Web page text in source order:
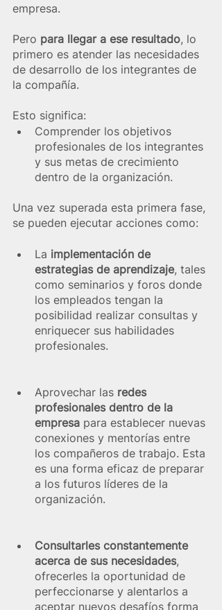
empresa.
Pero para llegar a ese resultado, lo
primero es atender las necesidades
de desarrollo de los integrantes de
la compañía.
Esto significa:
Comprender los objetivos
profesionales de los integrantes
y sus metas de crecimiento
dentro de la organización.
Una vez superada esta primera fase,
se pueden ejecutar acciones como:
La implementación de
estrategias de aprendizaje, tales
como seminarios y foros donde
los empleados tengan la
posibilidad realizar consultas y
enriquecer sus habilidades
profesionales.
Aprovechar las redes
profesionales dentro de la
empresa para establecer nuevas
conexiones y mentorías entre
los compañeros de trabajo. Esta
es una forma eficaz de preparar
a los futuros líderes de la
organización.
Consultarles constantemente
acerca de sus necesidades,
ofrecerles la oportunidad de
perfeccionarse y alentarlos a
aceptar nuevos desafíos forma